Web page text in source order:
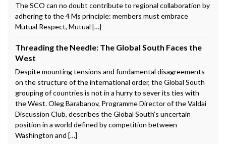
The SCO can no doubt contribute to regional collaboration by
adhering to the 4 Ms principle: members must embrace
Mutual Respect, Mutual […]
Threading the Needle: The Global South Faces the
West
Despite mounting tensions and fundamental disagreements
on the structure of the international order, the Global South
grouping of countries is not in a hurry to sever its ties with
the West. Oleg Barabanov, Programme Director of the Valdai
Discussion Club, describes the Global South’s uncertain
position in a world defined by competition between
Washington and […]